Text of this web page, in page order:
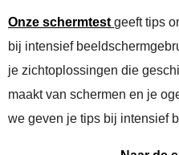
Onze schermtest geeft tips
bij intensief
je zichtoplossingen die
maakt van schermen en je
we geven je tips bij intensief